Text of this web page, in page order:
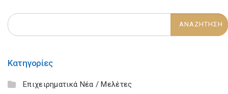
Κατηγορίες
Επιχειρηματικά Νέα / Μελέτες